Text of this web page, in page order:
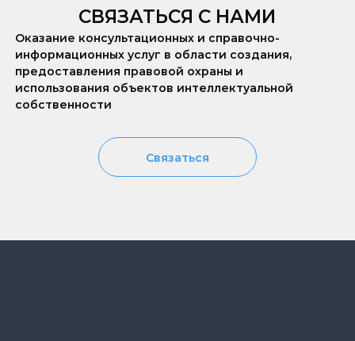
СВЯЗАТЬСЯ С НАМИ
Оказание консультационных и справочно-
информационных услуг в области создания,
предоставления правовой охраны и
использования объектов интеллектуальной
собственности
Связаться